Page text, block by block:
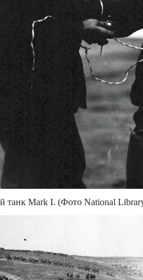
танк Mark I. (Фото National